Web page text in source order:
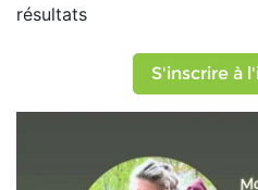
résultats
S'inscrire à